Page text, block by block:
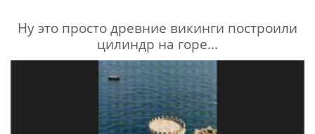
Ну это просто древние викинги построили
цилиндр на горе...